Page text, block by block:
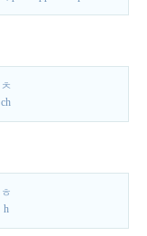
ㅊ
ch
ㅎ
h